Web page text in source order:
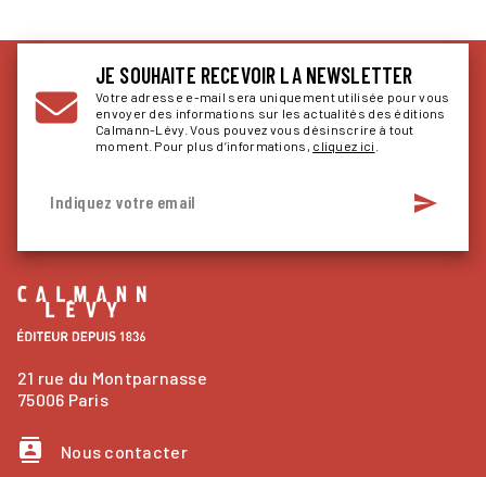
JE SOUHAITE RECEVOIR LA NEWSLETTER
Votre adresse e-mail sera uniquement utilisée pour vous
envoyer des informations sur les actualités des éditions
Calmann-Lévy. Vous pouvez vous désinscrire à tout
moment. Pour plus d’informations, cliquez ici
Indiquez votre email send
21 rue du Montparnasse
75006 Paris
contacts Nous contacter